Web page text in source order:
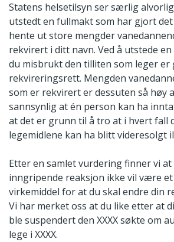
Statens helsetilsyn ser særlig
utstedt en fullmakt som har gjort det
hente ut store mengder
rekvirert i ditt navn. Ved å utstede
du misbrukt den tilliten som leger er
rekvireringsrett. Mengden
som er rekvirert er dessuten så høy
sannsynlig at én person kan ha
at det er grunn til å tro at i hvert fall
legemidlene kan ha blitt videresolgt
Etter en samlet vurdering finner vi at
inngripende reaksjon ikke vil være
virkemiddel for at du skal endre din
Vi har merket oss at du like etter at
ble suspendert den XXXX søkte om
lege i XXXX.